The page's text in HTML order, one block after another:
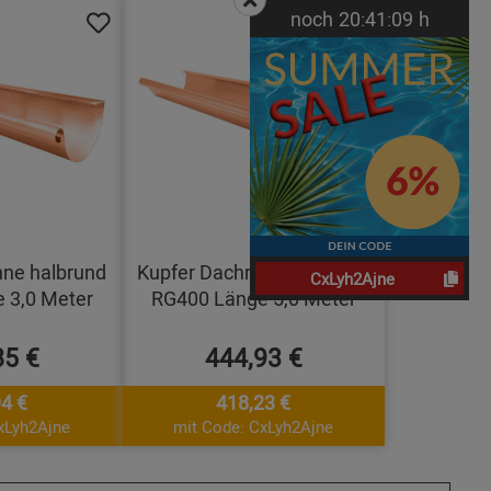
halbrund
3,0 Meter
€
€
Kupfer Dachrinne halbrund
RG400 Länge 5,0 Meter
444,93 €
418,23 €
mit Code: CxLyh2Ajne
noch 20:41:08 h
CxLyh2Ajne